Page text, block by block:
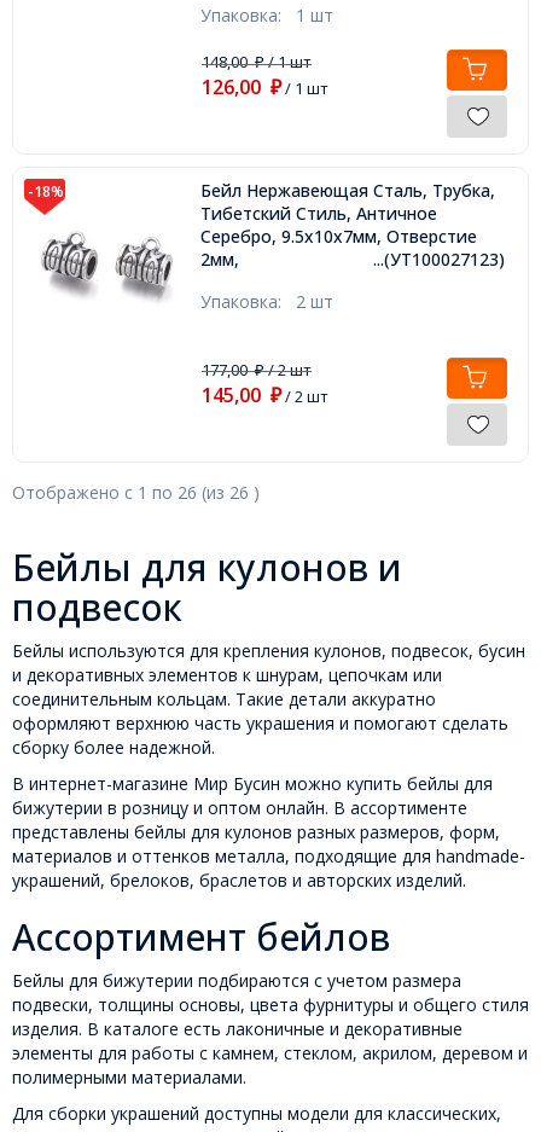
Упаковка: 1 шт
148,00₽/ 1 шт
126,00 ₽/ 1 шт
-18%
Бейл Нержавеющая Сталь, Трубка,
Тибетский Стиль, Античное
Серебро, 9.5х10х7мм, Отверстие
2мм,
...(УТ100027123)
Упаковка: 2 шт
177,00₽/ 2 шт
145,00 ₽/ 2 шт
Отображено с 1 по 26 (из 26 )
Бейлы для кулонов и
подвесок
Бейлы используются для крепления кулонов, подвесок, бусин
и декоративных элементов к шнурам, цепочкам или
соединительным кольцам. Такие детали аккуратно
оформляют верхнюю часть украшения и помогают сделать
сборку более надежной.
В интернет-магазине Мир Бусин можно купить бейлы для
бижутерии в розницу и оптом онлайн. В ассортименте
представлены бейлы для кулонов разных размеров, форм,
материалов и оттенков металла, подходящие для handmade-
украшений, брелоков, браслетов и авторских изделий.
Ассортимент бейлов
Бейлы для бижутерии подбираются с учетом размера
подвески, толщины основы, цвета фурнитуры и общего стиля
изделия. В каталоге есть лаконичные и декоративные
элементы для работы с камнем, стеклом, акрилом, деревом и
полимерными материалами.
Для сборки украшений доступны модели для классических,